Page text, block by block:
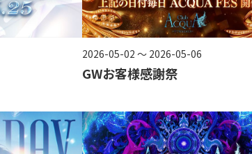
2026-05-02 ～ 2026-05-06
GWお客様感謝祭